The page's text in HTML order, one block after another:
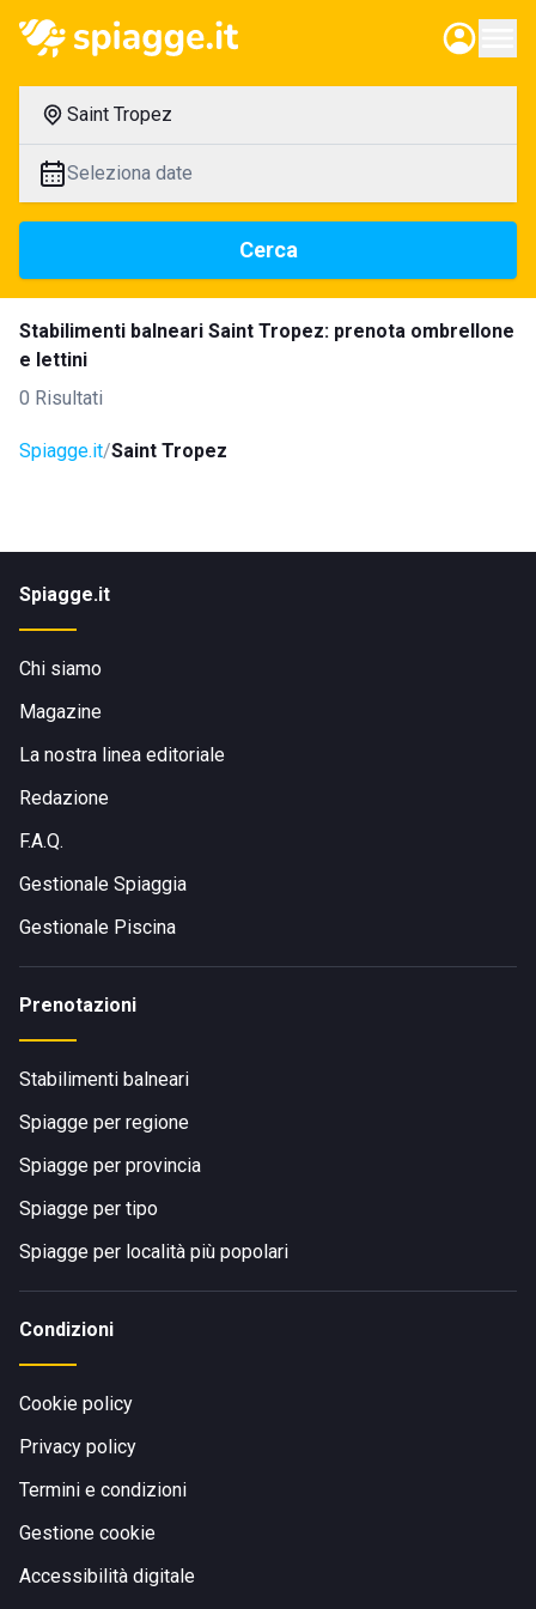
Saint Tropez
Seleziona date
Cerca
Stabilimenti balneari Saint Tropez: prenota ombrellone
e lettini
0 Risultati
Spiagge.it Saint Tropez
Spiagge.it
Chi siamo
Magazine
La nostra linea editoriale
Redazione
F.A.Q.
Gestionale Spiaggia
Gestionale Piscina
Prenotazioni
Stabilimenti balneari
Spiagge per regione
Spiagge per provincia
Spiagge per tipo
Spiagge per località più popolari
Condizioni
Cookie policy
Privacy policy
Termini e condizioni
Gestione cookie
Accessibilità digitale